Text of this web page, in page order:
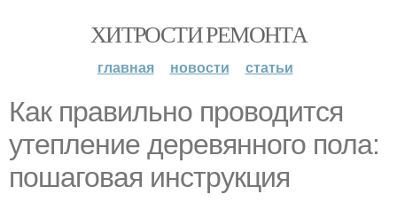
ХИТРОСТИ РЕМОНТА
главная новости статьи
Как правильно проводится
утепление деревянного пола:
пошаговая инструкция